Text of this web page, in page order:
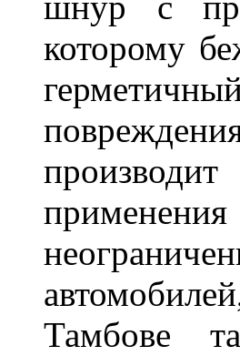
которому
Тамбове